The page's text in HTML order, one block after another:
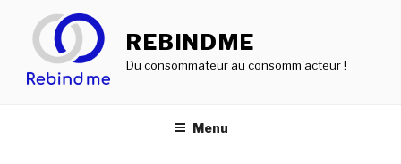
REBINDME
Du consommateur au consomm'acteur !
Menu